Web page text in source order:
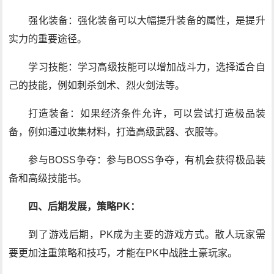
强化装备：强化装备可以大幅提升装备的属性，是提升
实力的重要途径。
学习技能：学习高级技能可以增加战斗力，选择适合自
己的技能，例如刺杀剑术、烈火剑法等。
打造装备：如果经济条件允许，可以尝试打造极品装
备，例如通过收集材料，打造高级武器、衣服等。
参与BOSS争夺：参与BOSS争夺，有机会获得极品装
备和高级技能书。
四、后期发展，策略PK：
到了游戏后期，PK成为主要的游戏方式。散人玩家需
要更加注重策略和技巧，才能在PK中战胜土豪玩家。